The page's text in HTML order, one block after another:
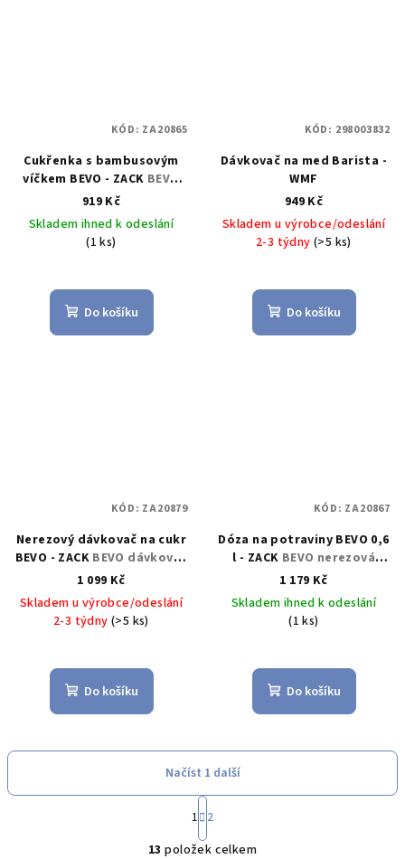
Cukřenka s bambusovým
víčkem BEVO - ZACK BEVO
nerezová cukřenka s
víčkem - ZACK
919 Kč
Skladem ihned k odeslání
(1 ks)
Do košíku
KÓD: ZA20865
Dávkovač na med Barista -
WMF
949 Kč
Skladem u výrobce/odeslání
2-3 týdny(>5 ks)
Do košíku
KÓD: 298003832
Nerezový dávkovač na cukr
BEVO - ZACK BEVO dávkovač
cukru, nerez - ZACK
1 099 Kč
Skladem u výrobce/odeslání
2-3 týdny(>5 ks)
Do košíku
KÓD: ZA20879
Dóza na potraviny BEVO 0,6
l - ZACK BEVO nerezová
dóza s víčkem 0,6 l - ZACK
1 179 Kč
Skladem ihned k odeslání
(1 ks)
Do košíku
KÓD: ZA20867
O
Načíst 1 další
S
t
r
á
1 2
13 položek celkem